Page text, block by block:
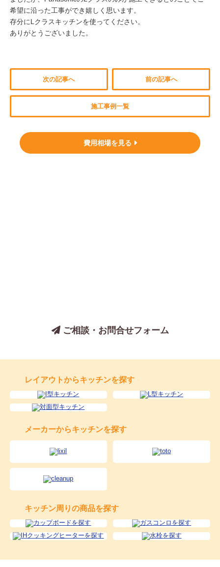
希望に沿った工事ができ嬉しく思います。
存分にLクラスキッチンを使ってください。
ありがとうございました。
次の記事へ 前の記事へ
施工事例一覧
費用相場を見る
ご相談・お問合せフォーム
レイアウトからキッチンを探す
メーカーからキッチンを探す
キッチン周りの商品を探す